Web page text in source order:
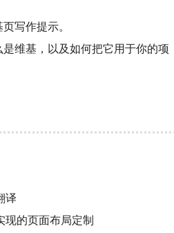
写作提示。
是维基，以及如何把它用于你的项
译
现的页面布局定制